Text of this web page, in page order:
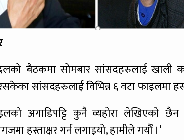
बैठकमा सोमबार सांसदहरुलाई खाली
सांसदहरुलाई विभिन्न ६ वटा फाइलमा
अगाडिपट्टि कुनै व्यहोरा लेखिएको
हस्ताक्षर गर्न लगाइयो, हामीले गर्यौं ।’